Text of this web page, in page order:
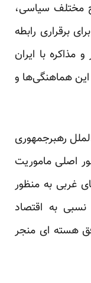
مختلف سیاسی،
برقراری رابطه
مذاکره با ایران
هماهنگی‌ها و
رهبرجمهوری
اصلی ماموریت
غربی به منظور
نسبی به اقتصاد
هسته ای منجر